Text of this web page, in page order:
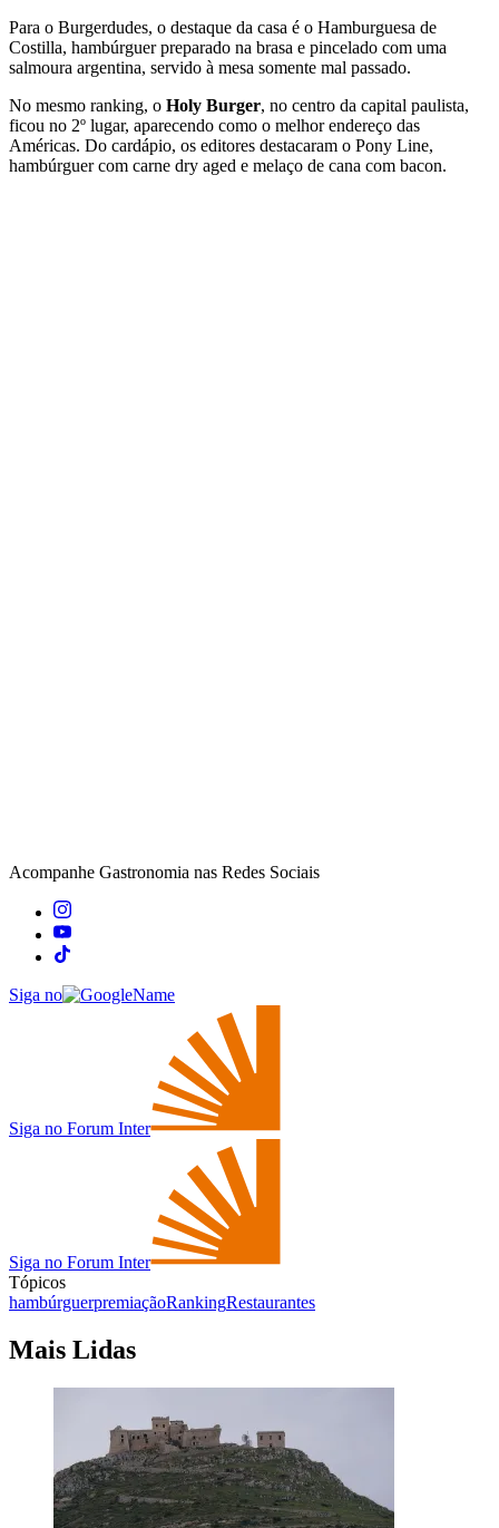
Para o Burgerdudes, o destaque da casa é o Hamburguesa de
Costilla, hambúrguer preparado na brasa e pincelado com uma
salmoura argentina, servido à mesa somente mal passado.
No mesmo ranking, o Holy Burger, no centro da capital paulista,
ficou no 2º lugar, aparecendo como o melhor endereço das
Américas. Do cardápio, os editores destacaram o Pony Line,
hambúrguer com carne dry aged e melaço de cana com bacon.
Acompanhe Gastronomia nas Redes Sociais
Siga no
Siga no Forum Inter
Siga no Forum Inter
Tópicos
hambúrguerpremiaçãoRankingRestaurantes
Mais Lidas